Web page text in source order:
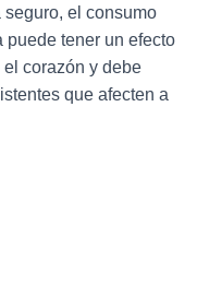
el consumo
tener un efecto
corazón y debe
que afecten a